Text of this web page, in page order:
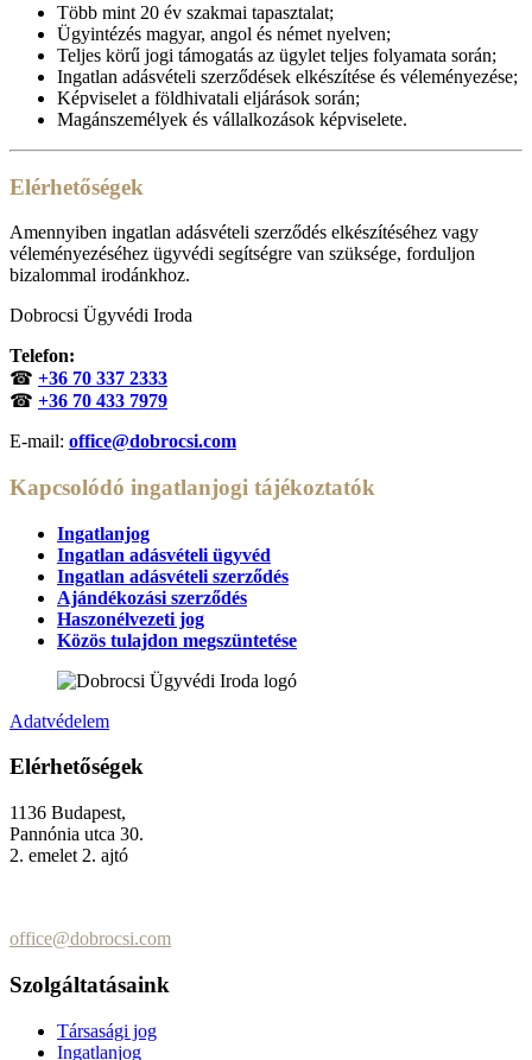
Több mint 20 év szakmai tapasztalat;
Ügyintézés magyar, angol és német nyelven;
Teljes körű jogi támogatás az ügylet teljes folyamata során;
Ingatlan adásvételi szerződések elkészítése és véleményezése;
Képviselet a földhivatali eljárások során;
Magánszemélyek és vállalkozások képviselete.
Elérhetőségek
Amennyiben ingatlan adásvételi szerződés elkészítéséhez vagy
véleményezéséhez ügyvédi segítségre van szüksége, forduljon
bizalommal irodánkhoz.
Dobrocsi Ügyvédi Iroda
Telefon:
☎ +36 70 337 2333
☎ +36 70 433 7979
E-mail: office@dobrocsi.com
Kapcsolódó ingatlanjogi tájékoztatók
Ingatlanjog
Ingatlan adásvételi ügyvéd
Ingatlan adásvételi szerződés
Ajándékozási szerződés
Haszonélvezeti jog
Közös tulajdon megszüntetése
Adatvédelem
Elérhetőségek
1136 Budapest,
Pannónia utca 30.
2. emelet 2. ajtó
office@dobrocsi.com
Szolgáltatásaink
Társasági jog
Ingatlanjog